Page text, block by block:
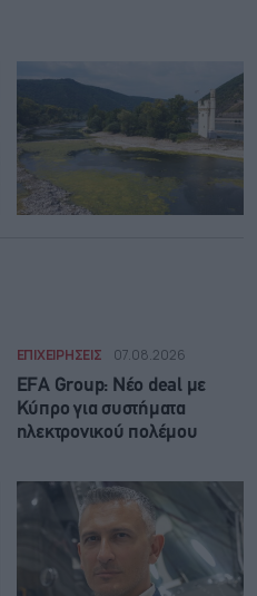
ΕΠΙΧΕΙΡΗΣΕΙΣ 07.08.2026
EFA Group: Νέο deal με
Κύπρο για συστήματα
ηλεκτρονικού πολέμου